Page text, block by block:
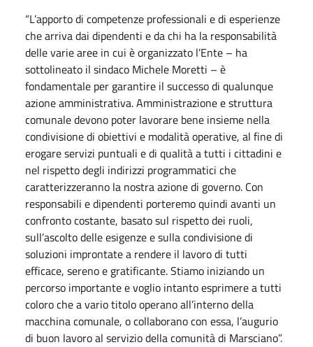
“L’apporto di competenze professionali e di esperienze
che arriva dai dipendenti e da chi ha la responsabilità
delle varie aree in cui è organizzato l’Ente – ha
sottolineato il sindaco Michele Moretti – è
fondamentale per garantire il successo di qualunque
azione amministrativa. Amministrazione e struttura
comunale devono poter lavorare bene insieme nella
condivisione di obiettivi e modalità operative, al fine di
erogare servizi puntuali e di qualità a tutti i cittadini e
nel rispetto degli indirizzi programmatici che
caratterizzeranno la nostra azione di governo. Con
responsabili e dipendenti porteremo quindi avanti un
confronto costante, basato sul rispetto dei ruoli,
sull’ascolto delle esigenze e sulla condivisione di
soluzioni improntate a rendere il lavoro di tutti
efficace, sereno e gratificante. Stiamo iniziando un
percorso importante e voglio intanto esprimere a tutti
coloro che a vario titolo operano all’interno della
macchina comunale, o collaborano con essa, l’augurio
di buon lavoro al servizio della comunità di Marsciano”.